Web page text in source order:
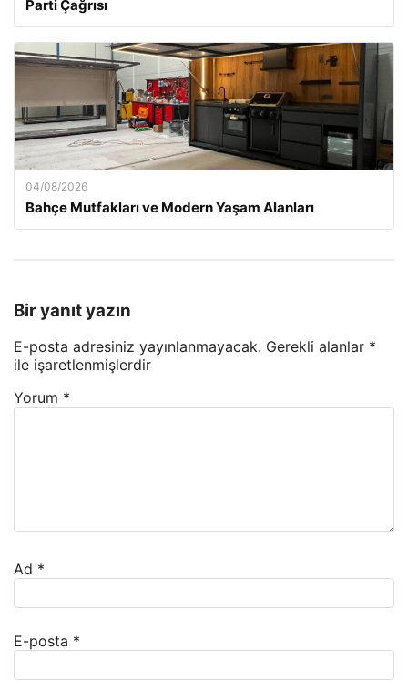
Parti Çağrısı
04/08/2026
Bahçe Mutfakları ve Modern Yaşam Alanları
Bir yanıt yazın
E-posta adresiniz yayınlanmayacak. Gerekli alanlar *
ile işaretlenmişlerdir
Yorum *
Ad *
E-posta *